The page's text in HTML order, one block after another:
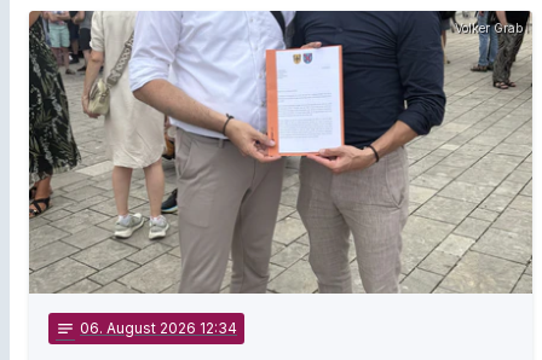
Volker Grab
notes 06. August 2026 12:34